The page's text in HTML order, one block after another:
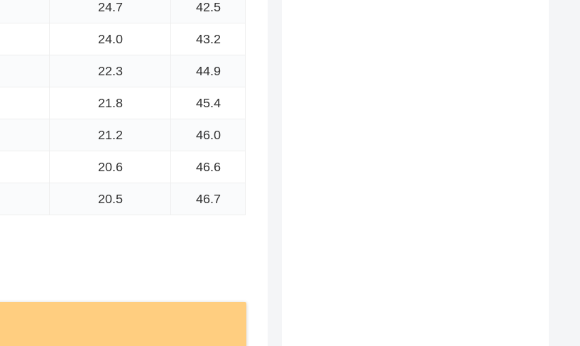
24.7 42.5
24.0 43.2
22.3 44.9
21.8 45.4
21.2 46.0
20.6 46.6
20.5 46.7